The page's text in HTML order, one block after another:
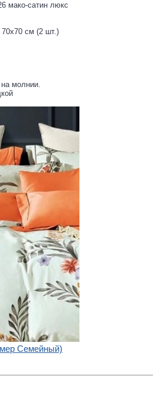
мако-сатин люкс
см (2 шт.)
молнии.
Семейный)